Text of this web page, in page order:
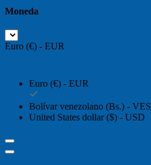
Moneda
Euro (€) - EUR
Euro (€) - EUR
Bolívar venezolano (Bs.) - VES
United States dollar ($) - USD